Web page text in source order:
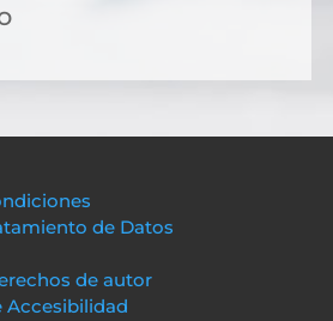
de Datos
de autor
Accesibilidad